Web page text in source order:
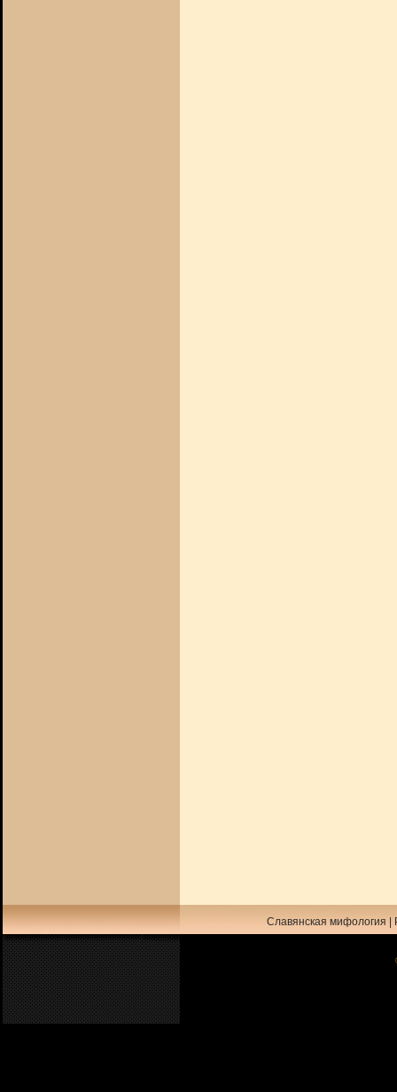
Славянская мифология